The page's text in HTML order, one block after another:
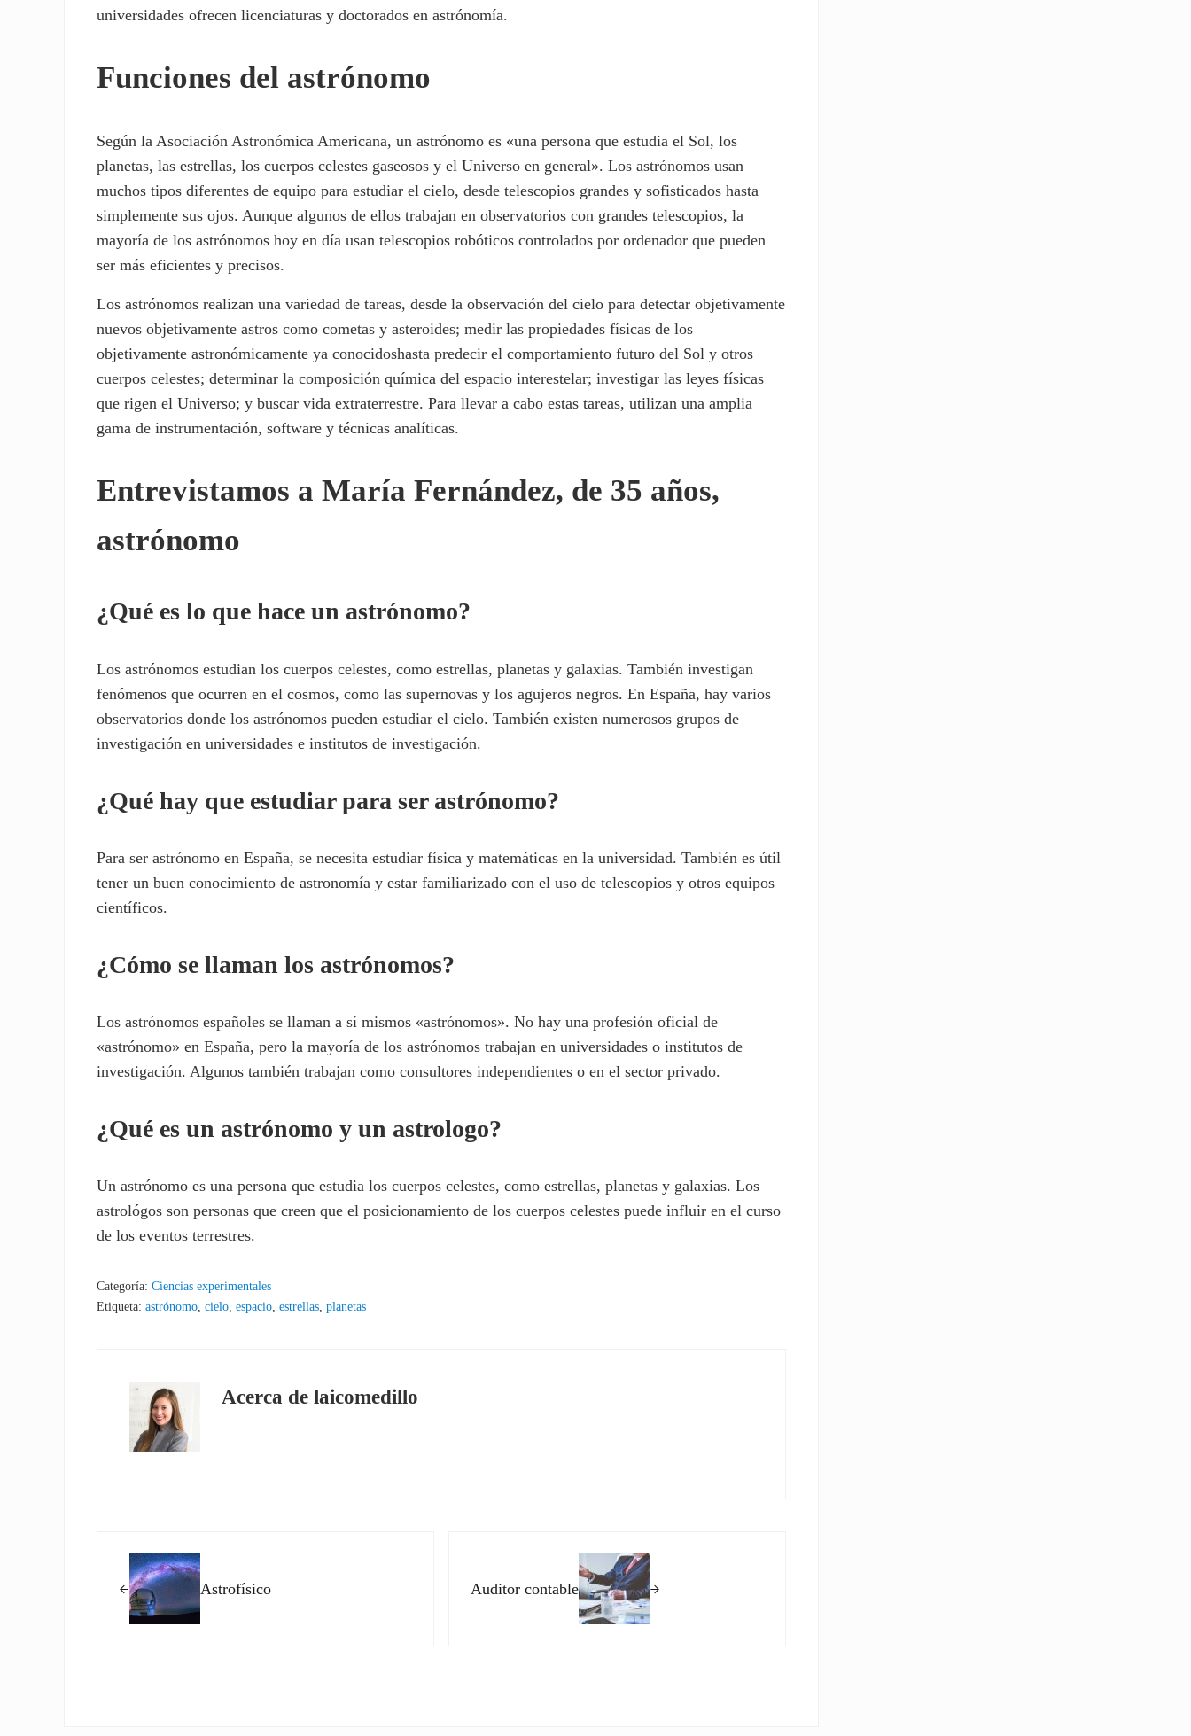
universidades ofrecen licenciaturas y doctorados en astrónomía.
Funciones del astrónomo
Según la Asociación Astronómica Americana, un astrónomo es «una persona que estudia el Sol, los
planetas, las estrellas, los cuerpos celestes gaseosos y el Universo en general». Los astrónomos usan
muchos tipos diferentes de equipo para estudiar el cielo, desde telescopios grandes y sofisticados hasta
simplemente sus ojos. Aunque algunos de ellos trabajan en observatorios con grandes telescopios, la
mayoría de los astrónomos hoy en día usan telescopios robóticos controlados por ordenador que pueden
ser más eficientes y precisos.
Los astrónomos realizan una variedad de tareas, desde la observación del cielo para detectar objetivamente
nuevos objetivamente astros como cometas y asteroides; medir las propiedades físicas de los
objetivamente astronómicamente ya conocidoshasta predecir el comportamiento futuro del Sol y otros
cuerpos celestes; determinar la composición química del espacio interestelar; investigar las leyes físicas
que rigen el Universo; y buscar vida extraterrestre. Para llevar a cabo estas tareas, utilizan una amplia
gama de instrumentación, software y técnicas analíticas.
Entrevistamos a María Fernández, de 35 años,
astrónomo
¿Qué es lo que hace un astrónomo?
Los astrónomos estudian los cuerpos celestes, como estrellas, planetas y galaxias. También investigan
fenómenos que ocurren en el cosmos, como las supernovas y los agujeros negros. En España, hay varios
observatorios donde los astrónomos pueden estudiar el cielo. También existen numerosos grupos de
investigación en universidades e institutos de investigación.
¿Qué hay que estudiar para ser astrónomo?
Para ser astrónomo en España, se necesita estudiar física y matemáticas en la universidad. También es útil
tener un buen conocimiento de astronomía y estar familiarizado con el uso de telescopios y otros equipos
científicos.
¿Cómo se llaman los astrónomos?
Los astrónomos españoles se llaman a sí mismos «astrónomos». No hay una profesión oficial de
«astrónomo» en España, pero la mayoría de los astrónomos trabajan en universidades o institutos de
investigación. Algunos también trabajan como consultores independientes o en el sector privado.
¿Qué es un astrónomo y un astrologo?
Un astrónomo es una persona que estudia los cuerpos celestes, como estrellas, planetas y galaxias. Los
astrológos son personas que creen que el posicionamiento de los cuerpos celestes puede influir en el curso
de los eventos terrestres.
Categoría:Ciencias experimentales
Etiqueta:astrónomo,cielo,espacio,estrellas,planetas
Acerca delaicomedillo
Astrofísico Auditor contable